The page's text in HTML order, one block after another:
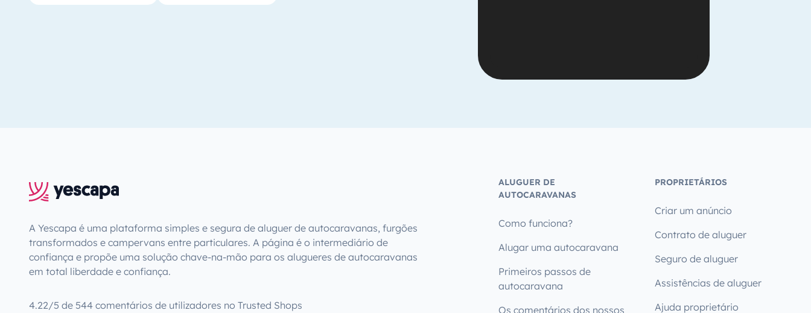
A Yescapa é uma plataforma simples e segura de aluguer de autocaravanas, furgões
transformados e campervans entre particulares. A página é o intermediário de
confiança e propõe uma solução chave-na-mão para os alugueres de autocaravanas
em total liberdade e confiança.
4.22/5 de 544 comentários de utilizadores no Trusted Shops
ALUGUER DE
AUTOCARAVANAS
Como funciona?
Alugar uma autocaravana
Primeiros passos de
autocaravana
Os comentários dos nossos
PROPRIETÁRIOS
Criar um anúncio
Contrato de aluguer
Seguro de aluguer
Assistências de aluguer
Ajuda proprietário